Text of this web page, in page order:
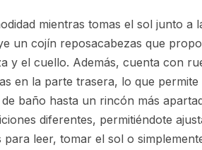
mientras tomas el sol junto a
un cojín reposacabezas que
y el cuello. Además, cuenta con
en la parte trasera, lo que
baño hasta un rincón más
diferentes, permitiéndote
leer, tomar el sol o